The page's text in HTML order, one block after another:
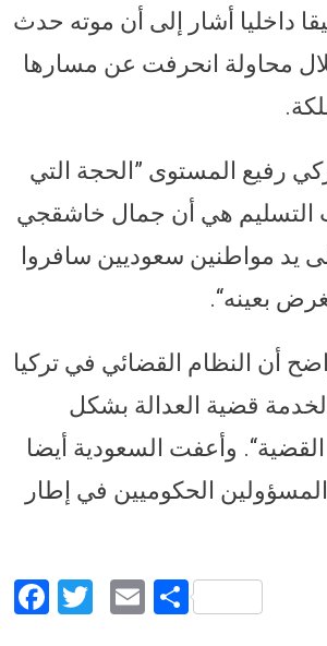
داخليا أشار إلى أن موته حدث
محاولة انحرفت عن مسارها
رفيع المستوى ”الحجة التي
التسليم هي أن جمال خاشقجي
يد مواطنين سعوديين سافروا
بعينه“.
أن النظام القضائي في تركيا
قضية العدالة بشكل
وأعفت السعودية أيضا
الحكوميين في إطار
Facebook
Twitter
EmailShare